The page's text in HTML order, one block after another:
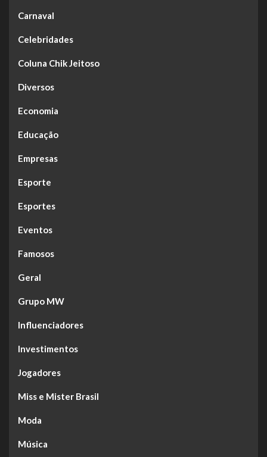
Carnaval
Celebridades
Coluna Chik Jeitoso
Diversos
Economia
Educação
Empresas
Esporte
Esportes
Eventos
Famosos
Geral
Grupo MW
Influenciadores
Investimentos
Jogadores
Miss e Mister Brasil
Moda
Música